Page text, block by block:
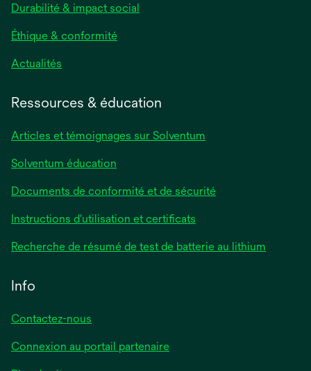
onglet
Durabilité & impact social
Éthique & conformité
Actualités
onglet
Ressources & éducation
Articles et témoignages sur Solventum
Solventum éducation
Documents de conformité et de sécurité
Instructions d'utilisation et certificats
un
Recherche de résumé de test de batterie au lithium
Info
Contactez-nous
Connexion au portail partenaire